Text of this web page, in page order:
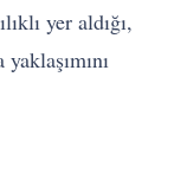
yer aldığı,